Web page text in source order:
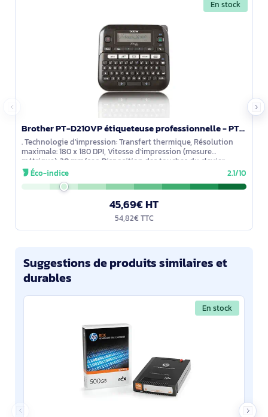
En stock
Brother PT-D210VP étiqueteuse professionnelle - PTD210VPYP1
. Technologie d'impression: Transfert thermique, Résolution
maximale: 180 x 180 DPI, Vitesse d'impression (mesure
métrique): 20 mm/sec. Disposition des touches du clavier:
QWERTY, Couleur du produit:
Éco-indice 2.1/10
45,69€ HT
54,82€ TTC
Suggestions de produits similaires et
durables
En stock